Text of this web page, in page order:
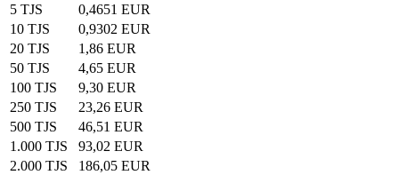
5 TJS
0,4651 EUR
10 TJS
0,9302 EUR
20 TJS
1,86 EUR
50 TJS
4,65 EUR
100 TJS
9,30 EUR
250 TJS
23,26 EUR
500 TJS
46,51 EUR
1.000 TJS
93,02 EUR
2.000 TJS
186,05 EUR